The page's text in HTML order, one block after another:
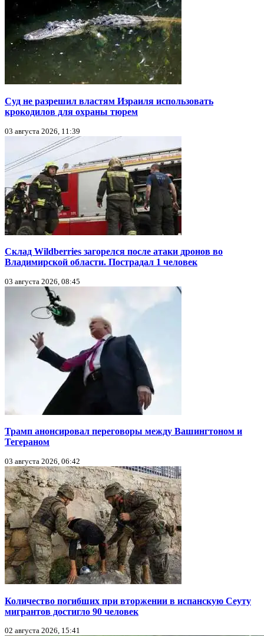
Суд не разрешил властям Израиля использовать
крокодилов для охраны тюрем
03 августа 2026, 11:39
Склад Wildberries загорелся после атаки дронов во
Владимирской области. Пострадал 1 человек
03 августа 2026, 08:45
Трамп анонсировал переговоры между Вашингтоном и
Тегераном
03 августа 2026, 06:42
Количество погибших при вторжении в испанскую Сеуту
мигрантов достигло 90 человек
02 августа 2026, 15:41